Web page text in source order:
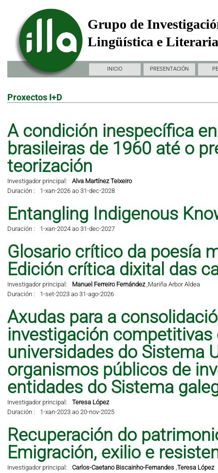
Grupo de
Lingüística e
INICIO PRESENTACIÓN
Proxectos I+D
A condición inespecífica
brasileiras de 1960 até o
teorización
Investigador principal:
Alva Martínez Teixeiro
Duración :
1-xan-2026 ao 31-dec-2028
Entangling Indigenous
Duración : 1-xan-2024 ao 31-dec-2027
Glosario crítico da poesía
Edición crítica dixital das
Investigador principal: Manuel Ferreiro Fernández,Mariña Arbor Aldea
Duración :
1-set-2023 ao 31-ago-2026
Axudas para a
investigación
universidades do Sistema
organismos públicos de
entidades do Sistema
Investigador principal:
Teresa López
Duración :
1-xan-2023 ao 20-nov-2025
Recuperación do
Emigración, exilio e
Investigador principal: Carlos-Caetano Biscainho-Fernandes,Teresa López